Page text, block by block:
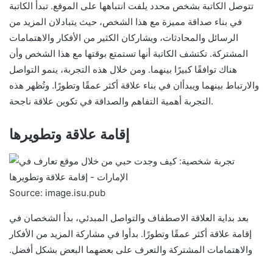
تتوصل الكاتبة بشخص محدد يلفت انتباهها على الموقع. تبدأ الكاتبة
في بناء صداقة مميزة مع هذا الشخص، حيث يتبادلان المزيد من
الرسائل والمحادثات، ويشاركان الكثير من الأفكار والاهتمامات
المشتركة. تكتشف الكاتبة أنها تستمتع بوقتها مع هذا الشخص وأن
هناك توافقًا كبيرًا بينهما. ومن خلال هذه التجربة، ينمو التواصل
والارتباط بينهما ويبدأان في بناء علاقة أكثر عمقًا وتطورًا. وتُظهر هذه
التجربة أهمية التفاهم والصداقة في تكوين علاقة ناجحة.
إقامة علاقة وتطويرها
Source: image.isu.pub
بعد بداية العلاقة الاصطفاف والتواصل المبدئي، بدأ الشخصان في
إقامة علاقة أكثر عمقًا وتطورًا. بدأوا في مشاركة المزيد من الأفكار
والاهتمامات المشتركة والتعرف على بعضهما البعض بشكل أفضل.